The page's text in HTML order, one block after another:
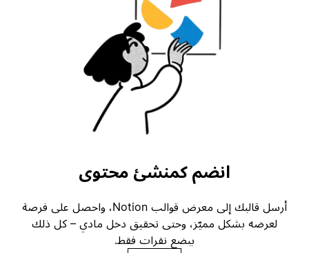
انضم كمنشئ محتوى
أرسل قالبك إلى معرض قوالب Notion، واحصل على فرصة
لعرضه بشكل مميّز، وحتى تحقيق دخل مادي – كل ذلك
ببضع نقرات فقط.